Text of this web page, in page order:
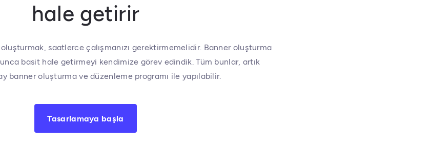
hale getirir
saatlerce çalışmanızı gerektirmemelidir. Banner oluşturma
basit hale getirmeyi kendimize görev edindik. Tüm bunlar, artık
banner oluşturma ve düzenleme programı ile yapılabilir.
Tasarlamaya başla